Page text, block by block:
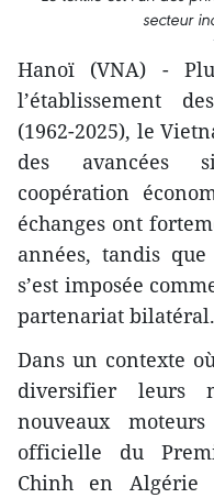
secteur
Hanoï (VNA) -
l’établissement
(1962-2025), le
des avancées
coopération
échanges ont
années, tandis
s’est imposée
partenariat bilatéral.
Dans un contexte
diversifier leurs
nouveaux
officielle du
Chinh en Algérie